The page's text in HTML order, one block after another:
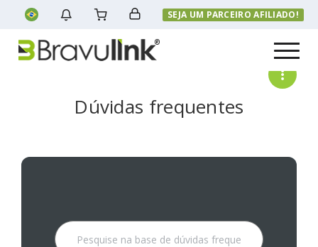
SEJA UM PARCEIRO AFILIADO!
Menu
Dúvidas frequentes